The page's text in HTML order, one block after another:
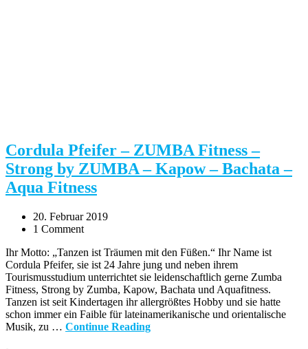
Cordula Pfeifer – ZUMBA Fitness –
Strong by ZUMBA – Kapow – Bachata –
Aqua Fitness
20. Februar 2019
1 Comment
Ihr Motto: „Tanzen ist Träumen mit den Füßen.“ Ihr Name ist
Cordula Pfeifer, sie ist 24 Jahre jung und neben ihrem
Tourismusstudium unterrichtet sie leidenschaftlich gerne Zumba
Fitness, Strong by Zumba, Kapow, Bachata und Aquafitness.
Tanzen ist seit Kindertagen ihr allergrößtes Hobby und sie hatte
schon immer ein Faible für lateinamerikanische und orientalische
Musik, zu … Continue Reading